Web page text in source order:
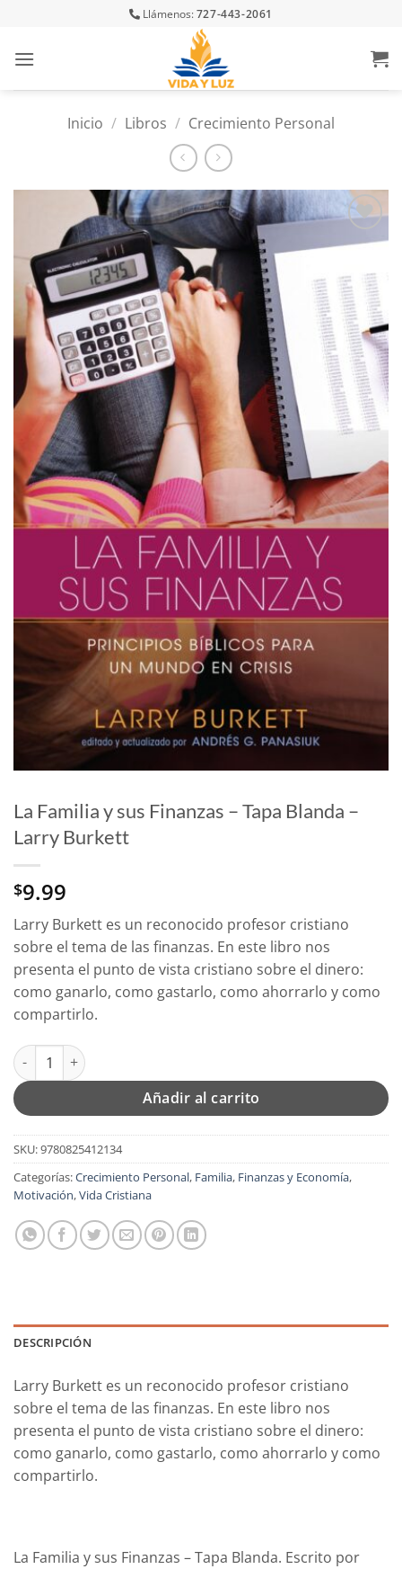
content
Llámenos:727-443-2061
Inicio / Libros / Crecimiento Personal
Añadir
lista
de
deseos
La Familia y sus Finanzas – Tapa Blanda –
Larry Burkett
$9.99
Larry Burkett es un reconocido profesor cristiano
sobre el tema de las finanzas. En este libro nos
presenta el punto de vista cristiano sobre el dinero:
como ganarlo, como gastarlo, como ahorrarlo y como
compartirlo.
La Familia y sus Finanzas - Tapa Blanda - Larry Burkett
Añadir al carrito
SKU:9780825412134
Categorías:Crecimiento Personal, Familia, Finanzas y Economía,
Motivación,Vida Cristiana
DESCRIPCIÓN
Larry Burkett es un reconocido profesor cristiano
sobre el tema de las finanzas. En este libro nos
presenta el punto de vista cristiano sobre el dinero:
como ganarlo, como gastarlo, como ahorrarlo y como
compartirlo.
La Familia y sus Finanzas – Tapa Blanda. Escrito por